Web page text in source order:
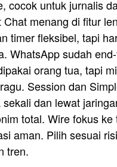
cocok untuk jurnalis
Chat menang di fitur
timer fleksibel, tapi
WhatsApp sudah
orang tua, tapi
Session dan
dan lewat
total. Wire fokus ke
aman. Pilih sesuai
tren.